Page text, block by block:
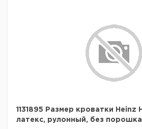
1131895 Размер кроватки Heinz
латекс, рулонный, без порошка